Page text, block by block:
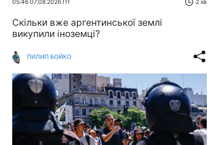
05:46 07.08.2026 Пт 2 хв
Скільки вже аргентинської землі
викупили іноземці?
ПИЛИП БОЙКО